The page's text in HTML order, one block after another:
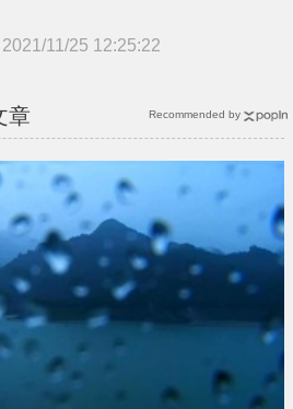
2021/11/25 12:25:22
章 Recommended by